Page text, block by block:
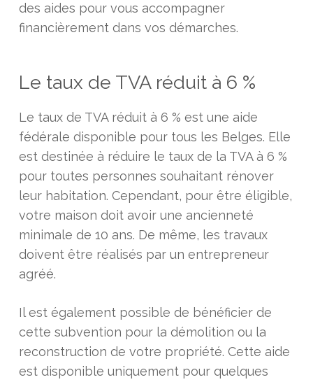
des aides pour vous accompagner
financièrement dans vos démarches.
Le taux de TVA réduit à 6 %
Le taux de TVA réduit à 6 % est une aide
fédérale disponible pour tous les Belges. Elle
est destinée à réduire le taux de la TVA à 6 %
pour toutes personnes souhaitant rénover
leur habitation. Cependant, pour être éligible,
votre maison doit avoir une ancienneté
minimale de 10 ans. De même, les travaux
doivent être réalisés par un entrepreneur
agréé.
Il est également possible de bénéficier de
cette subvention pour la démolition ou la
reconstruction de votre propriété. Cette aide
est disponible uniquement pour quelques